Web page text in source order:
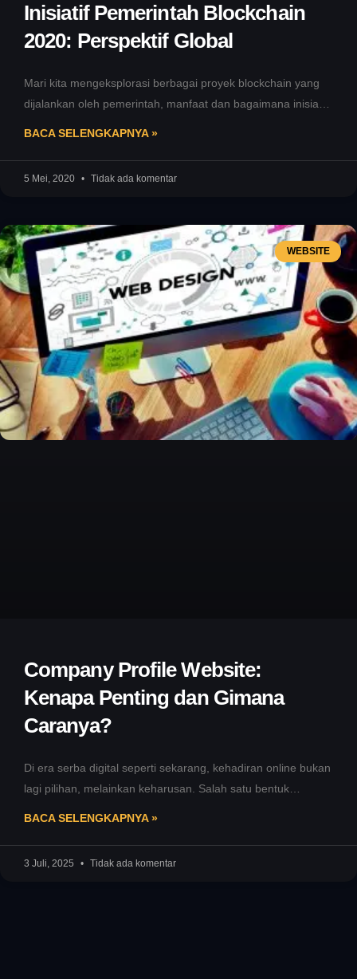
Inisiatif Pemerintah Blockchain
2020: Perspektif Global
Mari kita mengeksplorasi berbagai proyek blockchain yang
dijalankan oleh pemerintah, manfaat dan bagaimana inisiatif
BACA SELENGKAPNYA »
5 Mei, 2020 Tidak ada komentar
WEBSITE
Company Profile Website:
Kenapa Penting dan Gimana
Caranya?
Di era serba digital seperti sekarang, kehadiran online bukan
lagi pilihan, melainkan keharusan. Salah satu bentuk
BACA SELENGKAPNYA »
3 Juli, 2025 Tidak ada komentar